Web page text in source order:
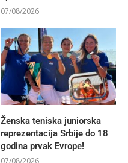
07/08/2026
Ženska teniska juniorska
reprezentacija Srbije do 18
godina prvak Evrope!
07/08/2026